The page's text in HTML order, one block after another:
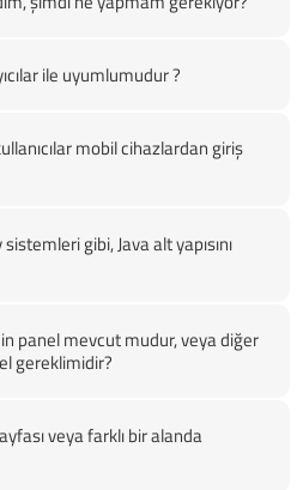
ile uyumlumudur ?
mobil cihazlardan giriş
sistemleri gibi, Java alt yapısını
panel mevcut mudur, veya diğer
gereklimidir?
veya farklı bir alanda